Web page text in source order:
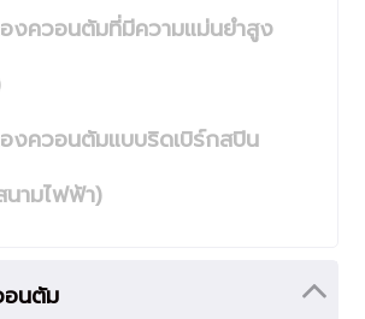
งควอนตัมที่มีความแม่นยำสูง
งควอนตัมแบบริดเบิร์กสปิน
นามไฟฟ้า)
อนตัม